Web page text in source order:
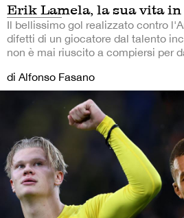
Erik Lamela, la sua vita
Il bellissimo gol realizzato contro
difetti di un giocatore dal talento
non è mai riuscito a compiersi per
di Alfonso Fasano